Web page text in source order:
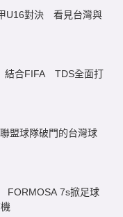
U16對決 看見台灣與
結合FIFA TDS全面打
盟球隊破門的台灣球
FORMOSA 7s掀足球